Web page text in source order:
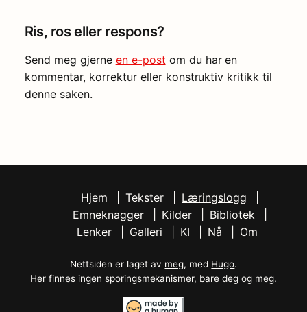
Ris, ros eller respons?
Send meg gjerne en e-post om du har en
kommentar, korrektur eller konstruktiv kritikk til
denne saken.
Hjem Tekster
Læringslogg
Emneknagger
Kilder
Bibliotek
Lenker
Galleri KI Nå Om
Nettsiden er laget av meg, med Hugo.
Her finnes ingen sporingsmekanismer, bare deg og meg.